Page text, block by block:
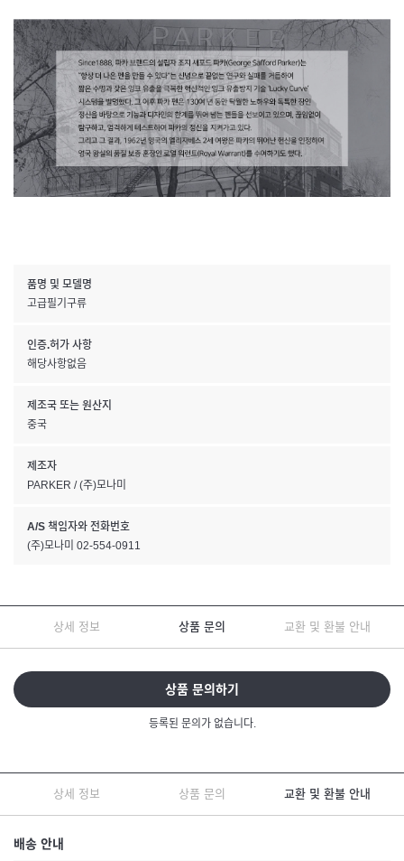
품명 및 모델명
고급필기구류
인증.허가 사항
해당사항없음
제조국 또는 원산지
중국
제조자
PARKER / (주)모나미
A/S 책임자와 전화번호
(주)모나미 02-554-0911
상세 정보 상품 문의 교환 및 환불 안내
상품 문의하기
등록된 문의가 없습니다.
상세 정보 상품 문의 교환 및 환불 안내
배송 안내